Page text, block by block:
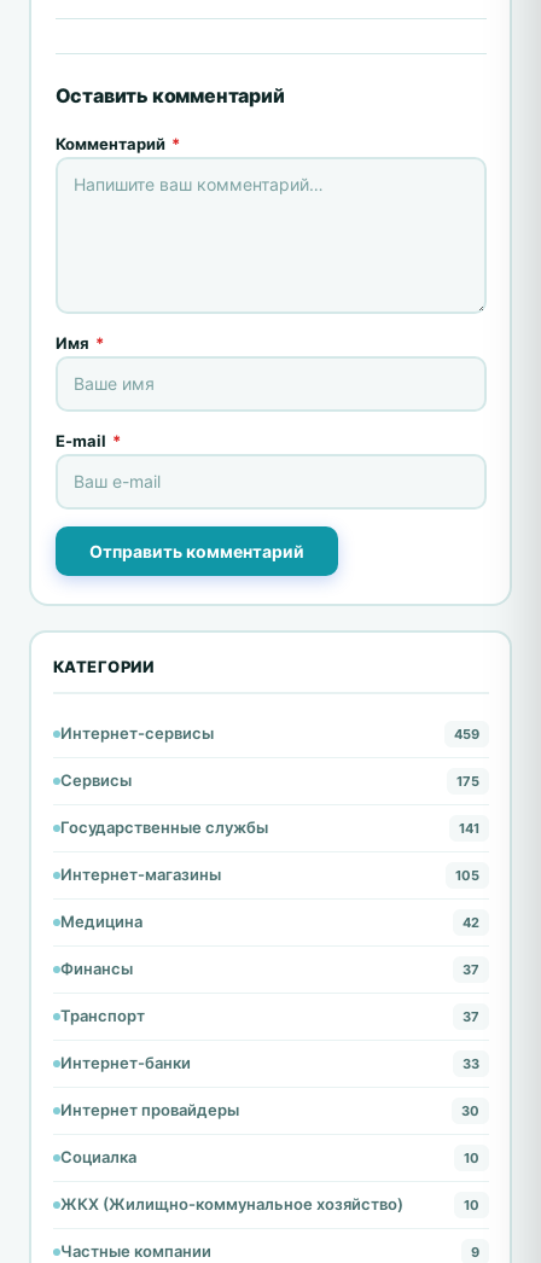
Оставить комментарий
Комментарий *
Имя *
E-mail *
Отправить комментарий
КАТЕГОРИИ
Интернет-сервисы 459
Сервисы 175
Государственные службы 141
Интернет-магазины 105
Медицина 42
Финансы 37
Транспорт 37
Интернет-банки 33
Интернет провайдеры 30
Социалка 10
ЖКХ (Жилищно-коммунальное хозяйство) 10
Частные компании 9